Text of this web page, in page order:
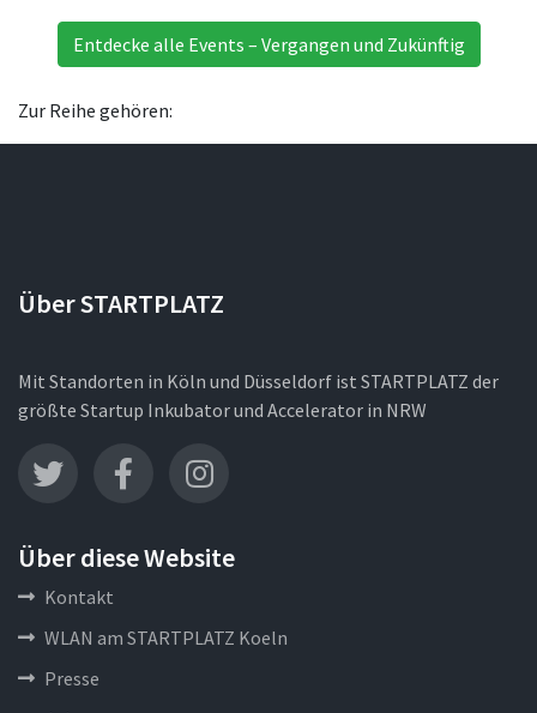
Entdecke alle Events – Vergangen und Zukünftig
Zur Reihe gehören:
Über STARTPLATZ
Mit Standorten in Köln und Düsseldorf ist STARTPLATZ der
größte Startup Inkubator und Accelerator in NRW
Über diese Website
Kontakt
WLAN am STARTPLATZ Koeln
Presse